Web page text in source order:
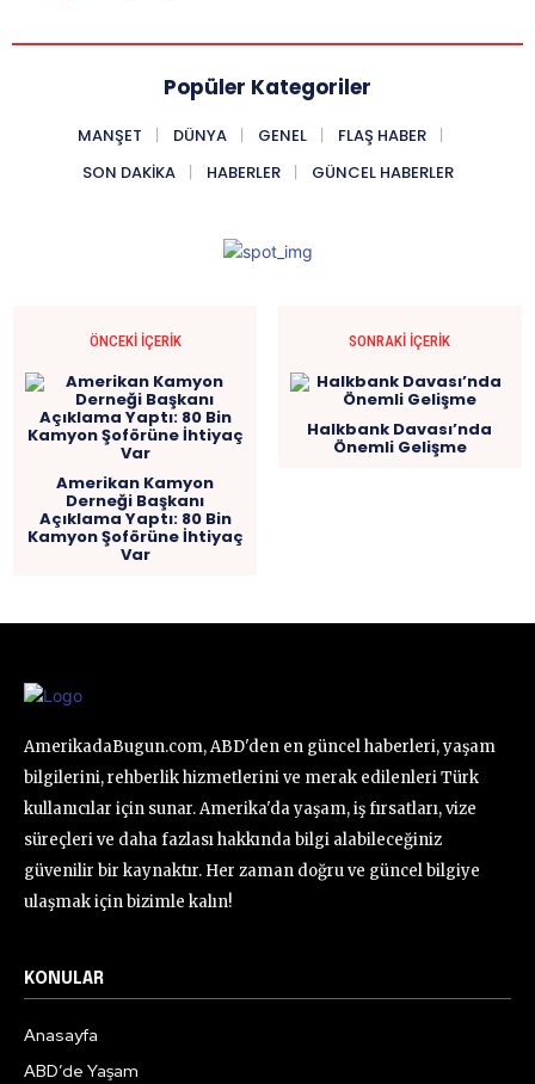
Popüler Kategoriler
MANŞET DÜNYA GENEL
FLAŞ HABER
SON DAKIKA
HABERLER GÜNCEL HABERLER
ÖNCEKI İÇERIK
Amerikan Kamyon
Derneği Başkanı
Açıklama Yaptı: 80 Bin
Kamyon Şoförüne İhtiyaç
Var
SONRAKI İÇERIK
Halkbank Davası’nda
Önemli Gelişme
AmerikadaBugun.com, ABD'den en güncel haberleri, yaşam
bilgilerini, rehberlik hizmetlerini ve merak edilenleri Türk
kullanıcılar için sunar. Amerika'da yaşam, iş fırsatları, vize
süreçleri ve daha fazlası hakkında bilgi alabileceğiniz
güvenilir bir kaynaktır. Her zaman doğru ve güncel bilgiye
ulaşmak için bizimle kalın!
KONULAR
Anasayfa
ABD’de Yaşam